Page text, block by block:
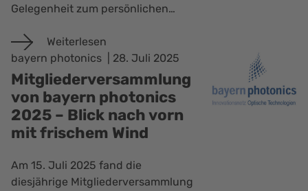
Gelegenheit zum persönlichen…
Weiterlesen
bayern photonics
28. Juli 2025
Mitgliederversammlung
von bayern photonics
2025 – Blick nach vorn
mit frischem Wind
Am 15. Juli 2025 fand die
diesjährige Mitgliederversammlung